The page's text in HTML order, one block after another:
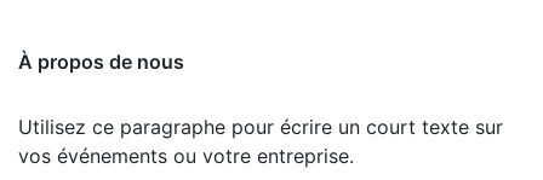
À propos de nous
Utilisez ce paragraphe pour écrire un court texte sur
vos événements ou votre entreprise.